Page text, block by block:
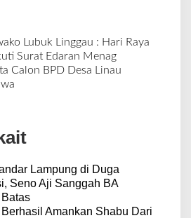
Lubuk Linggau : Hari Raya
Surat Edaran Menag
Calon BPD Desa Linau
Lampung di Duga
Seno Aji Sanggah BA
Amankan Shabu Dari